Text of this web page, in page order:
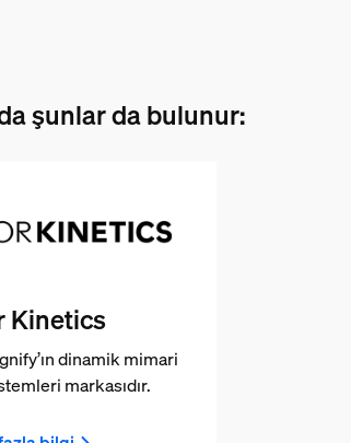
şunlar da bulunur:
Kinetics
dinamik mimari
markasıdır.